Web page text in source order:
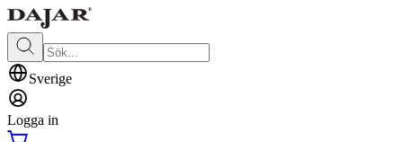
Sverige
Logga in